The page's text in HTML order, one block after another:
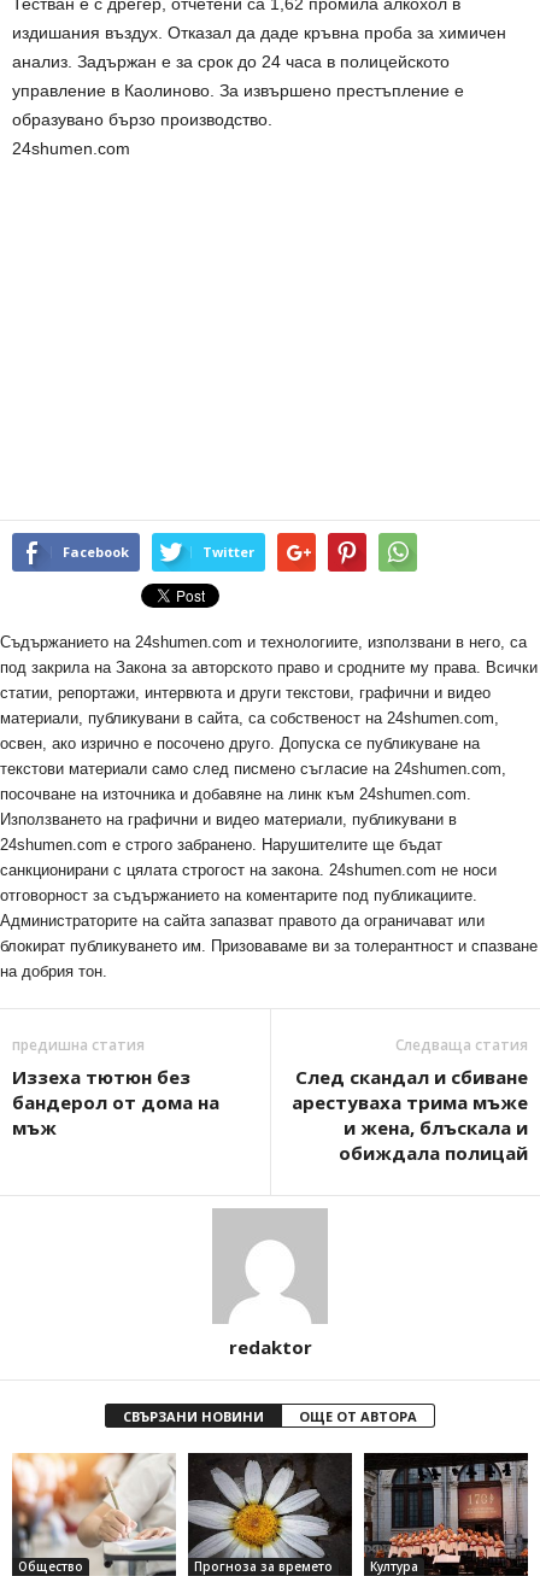
издишания въздух. Отказал да даде кръвна проба за химичен
анализ. Задържан е за срок до 24 часа в полицейското
управление в Каолиново. За извършено престъпление е
образувано бързо производство.
24shumen.com
Facebook Twitter
Съдържанието на 24shumen.com и технологиите, използвани в него, са
под закрила на Закона за авторското право и сродните му права. Всички
статии, репортажи, интервюта и други текстови, графични и видео
материали, публикувани в сайта, са собственост на 24shumen.com,
освен, ако изрично е посочено друго. Допуска се публикуване на
текстови материали само след писмено съгласие на 24shumen.com,
посочване на източника и добавяне на линк към 24shumen.com.
Използването на графични и видео материали, публикувани в
24shumen.com е строго забранено. Нарушителите ще бъдат
санкционирани с цялата строгост на закона. 24shumen.com не носи
отговорност за съдържанието на коментарите под публикациите.
Администраторите на сайта запазват правото да ограничават или
блокират публикуването им. Призоваваме ви за толерантност и спазване
на добрия тон.
предишна статия
Иззеха тютюн без
бандерол от дома на
мъж
Следваща статия
След скандал и сбиване
арестуваха трима мъже
и жена, блъскала и
обиждала полицай
redaktor
СВЪРЗАНИ НОВИНИ ОЩЕ ОТ АВТОРА
Общество Прогноза за времето Култура